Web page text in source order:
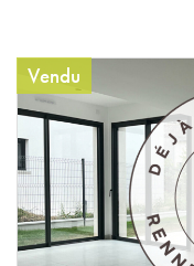
Vendu